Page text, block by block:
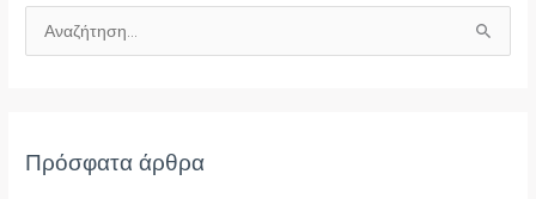
ή
Πρόσφατα άρθρα